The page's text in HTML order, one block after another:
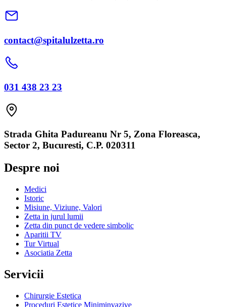
contact@spitalulzetta.ro
031 438 23 23
Strada Ghita Padureanu Nr 5, Zona Floreasca,
Sector 2, Bucuresti, C.P. 020311
Despre noi
Medici
Istoric
Misiune, Viziune, Valori
Zetta in jurul lumii
Zetta din punct de vedere simbolic
Aparitii TV
Tur Virtual
Asociatia Zetta
Servicii
Chirurgie Estetica
Proceduri Estetice Miniminvazive